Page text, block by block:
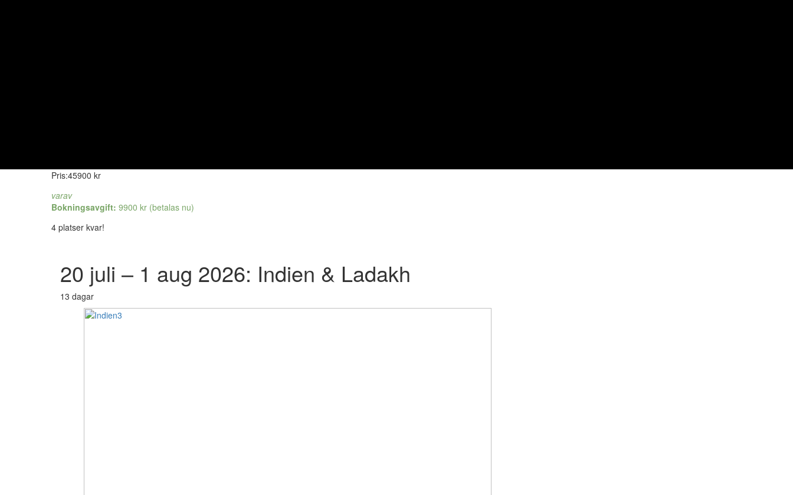
Pris:45900 kr
varav
Bokningsavgift: 9900 kr (betalas nu)
4 platser kvar!
20 juli – 1 aug 2026: Indien & Ladakh
13 dagar